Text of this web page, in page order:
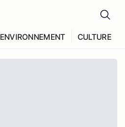
ENVIRONNEMENT CULTURE